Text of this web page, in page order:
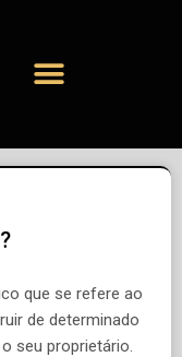
que se refere ao
de determinado
seu proprietário.